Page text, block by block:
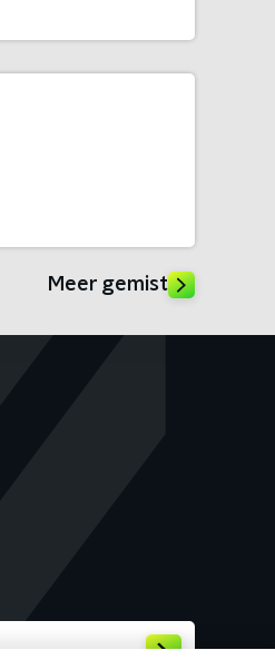
Meer gemist